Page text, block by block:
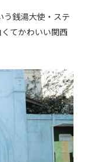
う銭湯大使・ステ
てかわいい関西